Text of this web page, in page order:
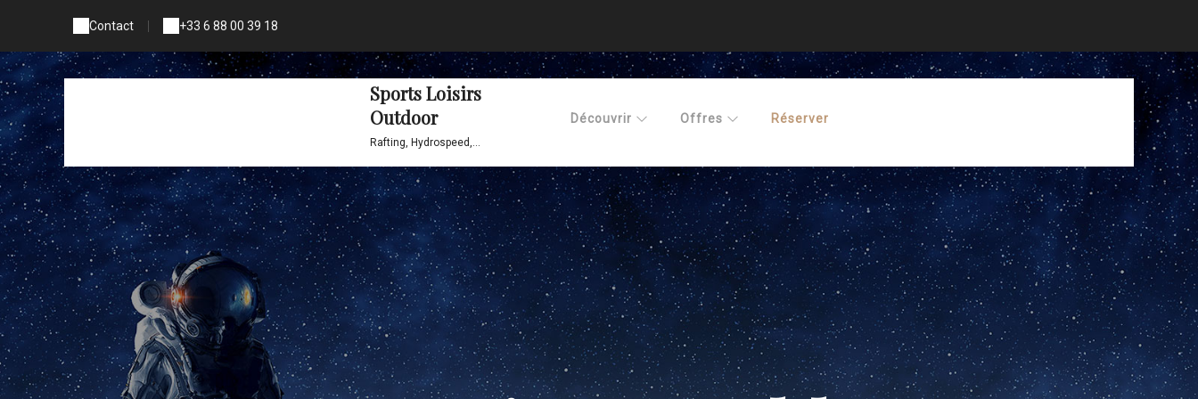
Contact +33 6 88 00 39 18
Sports Loisirs
Outdoor
Rafting, Hydrospeed,...
Découvrir Offres Réserver